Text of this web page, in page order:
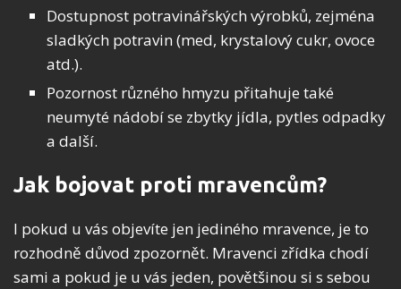
Dostupnost potravinářských výrobků, zejména
sladkých potravin (med, krystalový cukr, ovoce
atd.).
Pozornost různého hmyzu přitahuje také
neumyté nádobí se zbytky jídla, pytles odpadky
a další.
Jak bojovat proti mravencům?
I pokud u vás objevíte jen jediného mravence, je to
rozhodně důvod zpozornět. Mravenci zřídka chodí
sami a pokud je u vás jeden, povětšinou si s sebou